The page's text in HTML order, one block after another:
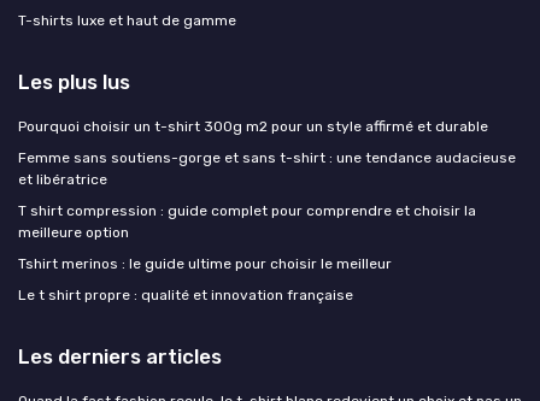
T-shirts luxe et haut de gamme
Les plus lus
Pourquoi choisir un t-shirt 300g m2 pour un style affirmé et durable
Femme sans soutiens-gorge et sans t-shirt : une tendance audacieuse
et libératrice
T shirt compression : guide complet pour comprendre et choisir la
meilleure option
Tshirt merinos : le guide ultime pour choisir le meilleur
Le t shirt propre : qualité et innovation française
Les derniers articles